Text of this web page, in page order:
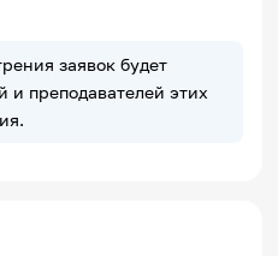
заявок будет
и преподавателей этих